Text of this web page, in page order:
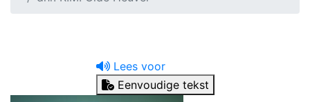
Lees voor
Eenvoudige tekst